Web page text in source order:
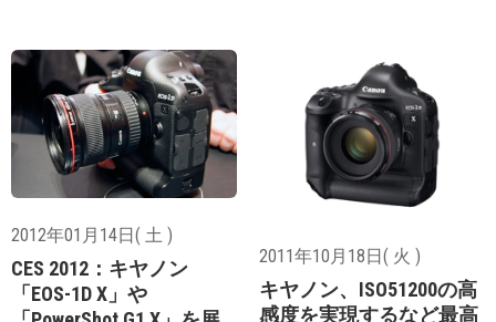
2012年01月14日( 土 )
CES 2012：キヤノン
「EOS-1D X」や
2011年10月18日( 火 )
キヤノン、ISO51200の高
感度を実現するなど最高